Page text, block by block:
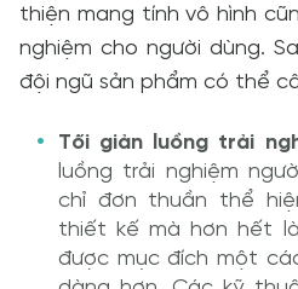
thiện mang tính vô hình
nghiệm cho người dùng.
đội ngũ sản phẩm có thể
Tối giản luồng trải
luồng trải nghiệm
chỉ đơn thuần thể
thiết kế mà hơn hết
được mục đích một